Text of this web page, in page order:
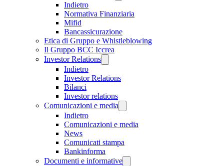
Indietro
Normativa Finanziaria
Mifid
Bancassicurazione
Etica di Gruppo e Whistleblowing
Il Gruppo BCC Iccrea
Investor Relations
Indietro
Investor Relations
Bilanci
Investor relations
Comunicazioni e media
Indietro
Comunicazioni e media
News
Comunicati stampa
Bankinforma
Documenti e informative